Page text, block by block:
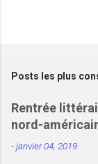
Posts les plus
Rentrée
nord-
-janvier 04, 2019